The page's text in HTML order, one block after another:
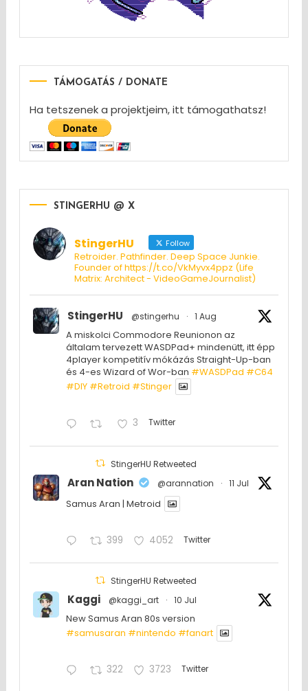
TÁMOGATÁS / DONATE
Ha tetszenek a projektjeim, itt támogathatsz!
STINGERHU @ X
StingerHU Follow
Retroider. Pathfinder. Deep Space Junkie.
Founder of https://t.co/VkMyvx4ppz (Life
Matrix: Architect - VideoGameJournalist)
StingerHU @stingerhu · 1 Aug
A miskolci Commodore Reunionon az
általam tervezett WASDPad+ mindenütt, itt épp
4player kompetitív mókázás Straight-Up-ban
és 4-es Wizard of Wor-ban #WASDPad #C64
#DIY #Retroid #Stinger
3 Twitter
StingerHU Retweeted
Aran Nation @arannation · 11 Jul
Samus Aran | Metroid
399 4052 Twitter
StingerHU Retweeted
Kaggi @kaggi_art · 10 Jul
New Samus Aran 80s version
#samusaran #nintendo #fanartㅤㅤㅤㅤ
322 3723 Twitter